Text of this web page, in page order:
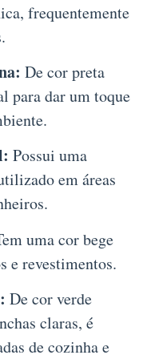
frequentemente
De cor preta
para dar um toque
Possui uma
em áreas
uma cor bege
e revestimentos.
De cor verde
claras, é
de cozinha e